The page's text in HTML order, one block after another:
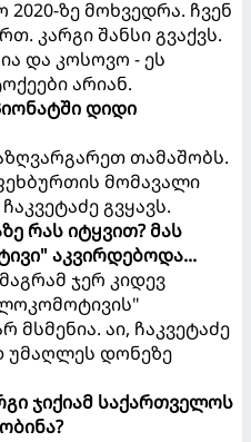
ზე მოხვედრა. ჩვენ
კარგი შანსი გვაქვს.
და კოსოვო - ეს
არიან.
დიდი
თამაშობს.
მომავალი
გვყავს.
რას იტყვით? მას
აკვირდებოდა...
ჯერ კიდევ
მსმენია. აი, ჩაკვეტაძე
უმაღლეს დონეზე
ჯიქიამ საქართველოს